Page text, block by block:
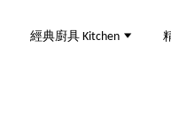
經典廚具 Kitchen